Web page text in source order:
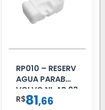
RP010 – RESERV
AGUA PARAB
VOLVO NL AP 93
R$81,66